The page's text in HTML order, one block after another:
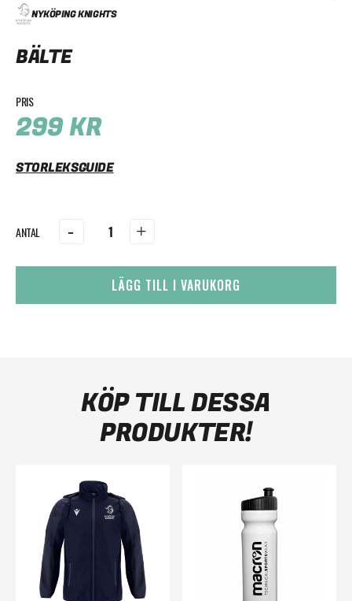
NYKÖPING KNIGHTS
BÄLTE
299KR
STORLEKSGUIDE
- +
LÄGG TILL I VARUKORG
KÖP TILL DESSA
PRODUKTER!